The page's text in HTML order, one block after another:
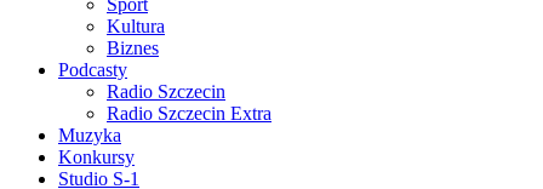
Sport
Kultura
Biznes
Podcasty
Radio Szczecin
Radio Szczecin Extra
Muzyka
Konkursy
Studio S-1